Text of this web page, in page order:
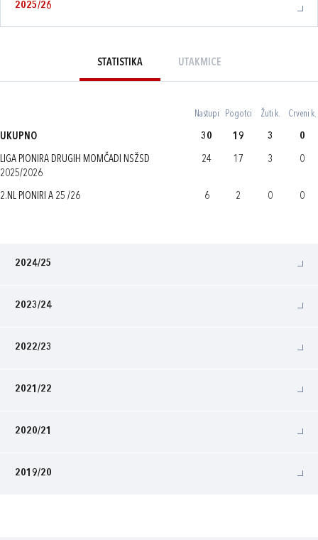
2025/26
STATISTIKA UTAKMICE
Nastupi Pogotci Žuti k. Crveni k.
UKUPNO 30 19 3 0
LIGA PIONIRA DRUGIH MOMČADI NSŽSD
2025/2026
24 17 3 0
2.NL PIONIRI A 25 /26 6 2 0 0
2024/25
2023/24
2022/23
2021/22
2020/21
2019/20